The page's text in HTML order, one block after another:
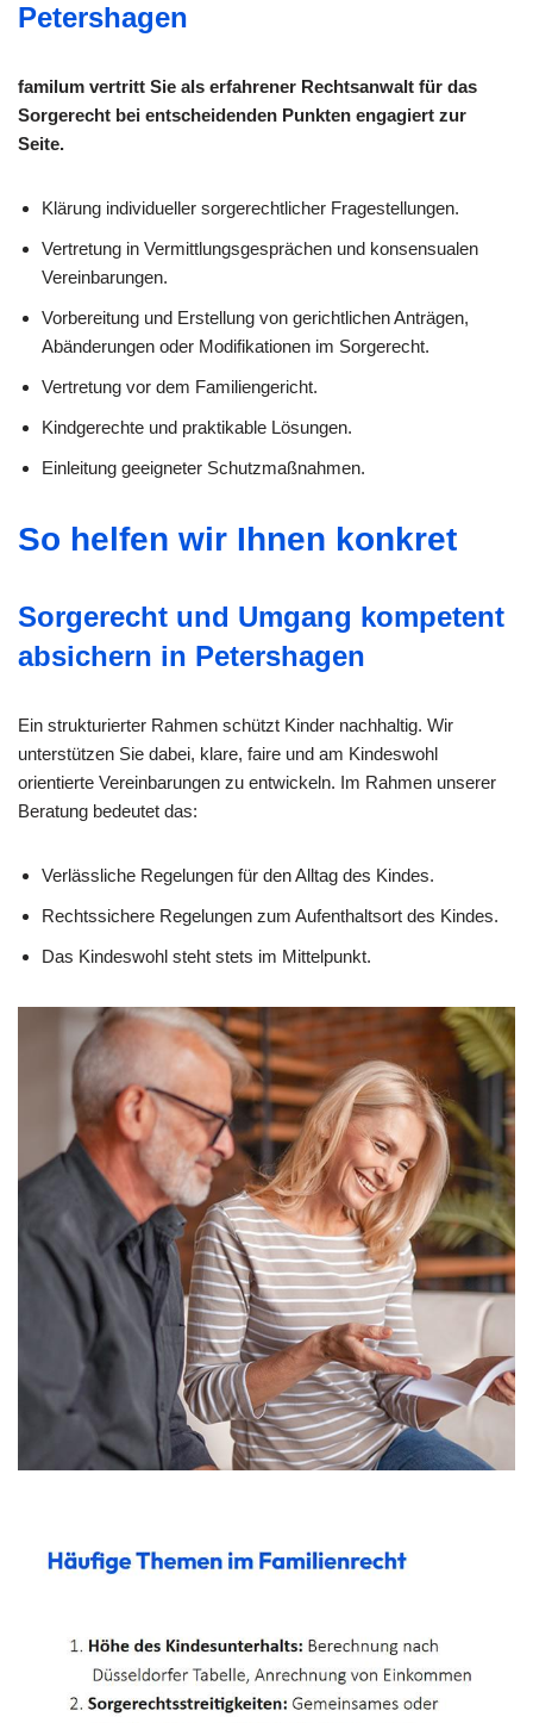
Petershagen
familum vertritt Sie als erfahrener Rechtsanwalt für das
Sorgerecht bei entscheidenden Punkten engagiert zur
Seite.
Klärung individueller sorge­rechtlicher Fragestellungen.
Vertretung in Vermittlungsgesprächen und konsensualen
Vereinbarungen.
Vorbereitung und Erstellung von gerichtlichen Anträgen,
Abänderungen oder Modifikationen im Sorgerecht.
Vertretung vor dem Familiengericht.
Kindgerechte und praktikable Lösungen.
Einleitung geeigneter Schutzmaßnahmen.
So helfen wir Ihnen konkret
Sorgerecht und Umgang kompetent
absichern in Petershagen
Ein strukturierter Rahmen schützt Kinder nachhaltig. Wir
unterstützen Sie dabei, klare, faire und am Kindeswohl
orientierte Vereinbarungen zu entwickeln. Im Rahmen unserer
Beratung bedeutet das:
Verlässliche Regelungen für den Alltag des Kindes.
Rechtssichere Regelungen zum Aufenthaltsort des Kindes.
Das Kindeswohl steht stets im Mittelpunkt.